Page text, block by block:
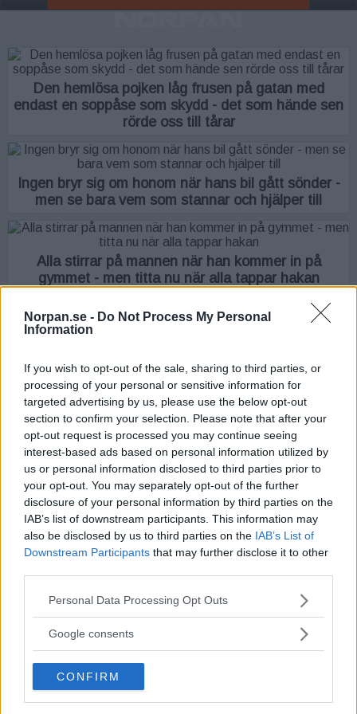
Norpan.se - Do Not Process My Personal
Information
If you wish to opt-out of the sale, sharing to third parties, or
processing of your personal or sensitive information for
targeted advertising by us, please use the below opt-out
section to confirm your selection. Please note that after your
opt-out request is processed you may continue seeing
interest-based ads based on personal information utilized by
us or personal information disclosed to third parties prior to
your opt-out. You may separately opt-out of the further
disclosure of your personal information by third parties on the
IAB’s list of downstream participants. This information may
also be disclosed by us to third parties on the IAB’s List of
Downstream Participants that may further disclose it to other
Please note that this website/app uses one or more Google
not limited to your visit or usage behaviour. You may click to
use your data for below specified purposes in below Google
consent section.
Personal Data Processing Opt Outs
Google consents
CONFIRM
Den hemlösa pojken låg frusen på gatan med
endast en soppåse som skydd - det som hände sen
rörde oss till tårar
Ingen bryr sig om honom när hans bil gått sönder -
men se bara vem som stannar och hjälper till
Alla stirrar på mannen när han kommer in på
gymmet - men titta nu när alla tappar hakan
för rolig
Det är viktigt att ingripa om du ser att någon blir
retad – missa inte detta klipp om mobbing
Jesus kommer gåendes och får syn på en
rullstolsbunden man - du kan aldrig gissa vad som
händer sen
Här blir Bianca Ingrosso blåst av fejktaxi i Talang
Hon blir stoppad av polisen och får sitt livs
överraskning - se hennes underbara reaktion